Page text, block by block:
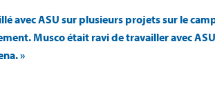
avec ASU sur plusieurs projets sur le
Musco était ravi de travailler avec
»